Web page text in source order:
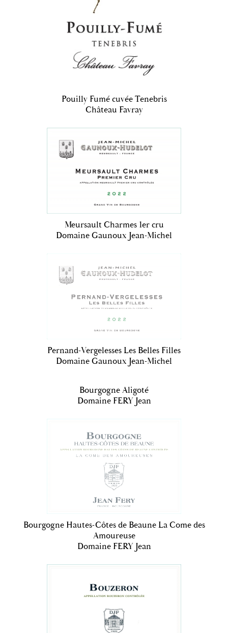
Pouilly Fumé cuvée Tenebris
Château Favray
Meursault Charmes 1er cru
Domaine Gaunoux Jean-Michel
Pernand-Vergelesses Les Belles Filles
Domaine Gaunoux Jean-Michel
Bourgogne Aligoté
Domaine FERY Jean
Bourgogne Hautes-Côtes de Beaune La Come des
Amoureuse
Domaine FERY Jean